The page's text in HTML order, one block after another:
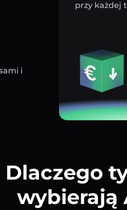
i
przy każdej
Dlaczego
wybierają